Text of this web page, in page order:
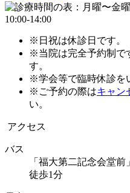
※日祝は休診日です。
※当院は完全予約制で
す。
※学会等で臨時休診を
※ご予約の際はキャン
い。
アクセス
バス
「福大第二記念会堂前
徒歩1分